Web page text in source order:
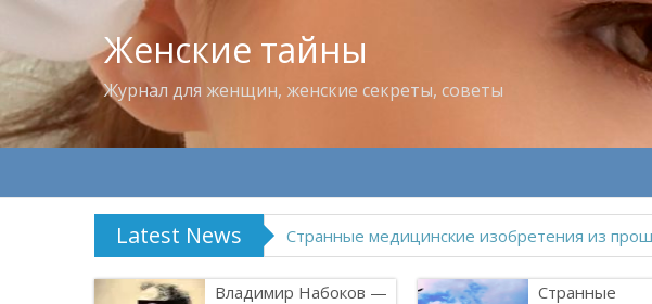
Женские тайны
Журнал для женщин, женские секреты, советы
Latest News Что пить в жару
Владимир Набоков —
Странные